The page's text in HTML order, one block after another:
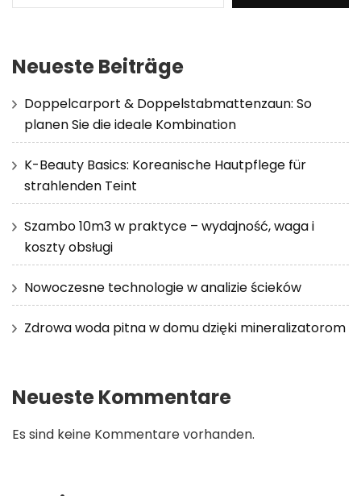
Neueste Beiträge
Doppelcarport & Doppelstabmattenzaun: So
planen Sie die ideale Kombination
K-Beauty Basics: Koreanische Hautpflege für
strahlenden Teint
Szambo 10m3 w praktyce – wydajność, waga i
koszty obsługi
Nowoczesne technologie w analizie ścieków
Zdrowa woda pitna w domu dzięki mineralizatorom
Neueste Kommentare
Es sind keine Kommentare vorhanden.